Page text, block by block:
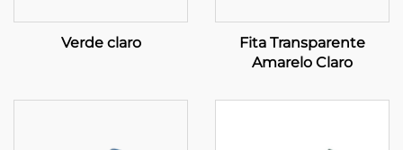
Verde claro
Fita Transparente
Amarelo Claro